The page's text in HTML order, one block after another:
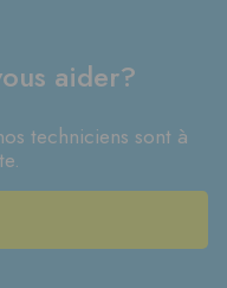
aider?
techniciens sont à